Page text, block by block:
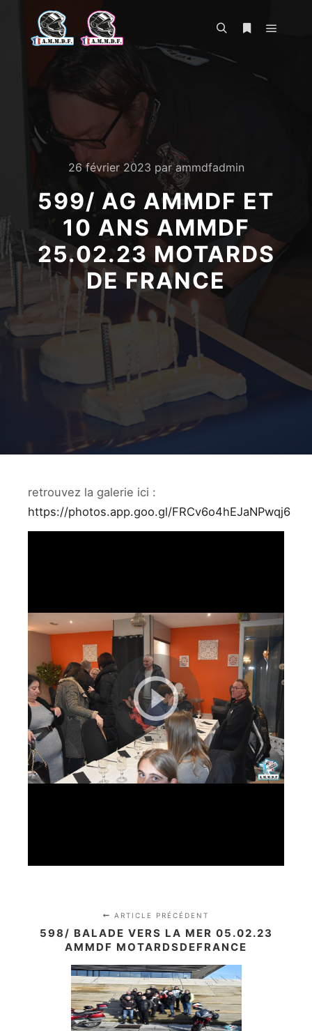
26 février 2023 parammdfadmin
599/ AG AMMDF ET
10 ANS AMMDF
25.02.23 MOTARDS
DE FRANCE
retrouvez la galerie ici :
https://photos.app.goo.gl/FRCv6o4hEJaNPwqj6
ARTICLE PRÉCÉDENT
598/ BALADE VERS LA MER 05.02.23
AMMDF MOTARDSDEFRANCE